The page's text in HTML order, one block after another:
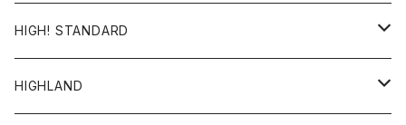
帽子
HIGH! STANDARD
アウター
HIGHLAND